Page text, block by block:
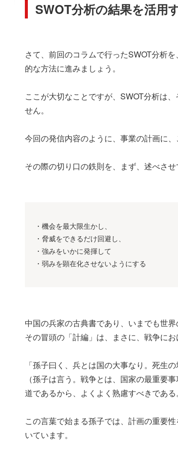
SWOT分析の結果を活用
さて、前回のコラムで行ったSWOT分析
的な方法に進みましょう。
ここが大切なことですが、SWOT分析は
せん。
今回の発信内容のように、事業の計画に
その際の切り口の鉄則を、まず、述べさせ
・機会を最大限生かし、
・脅威をできるだけ回避し、
・強みをいかに発揮して
・弱みを顕在化させないようにする
中国の兵家の古典書であり、いまでも世
その冒頭の「計編」は、まさに、戦争に
「孫子曰く、兵とは国の大事なり。死生
（孫子は言う。戦争とは、国家の最重要
道であるから、よくよく熟慮すべきである
この言葉で始まる孫子では、計画の重要
いています。